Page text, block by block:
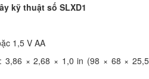
kỹ thuật số SLXD1
1,5 V AA
3,86 × 2,68 × 1,0 in (98 × 68 × 25,5